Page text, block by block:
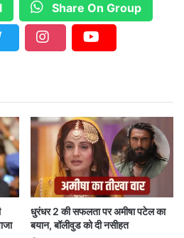
Share On Group
धुरंधर 2 की सफलता पर अमीषा पटेल का
बयान, बॉलीवुड को दी नसीहत